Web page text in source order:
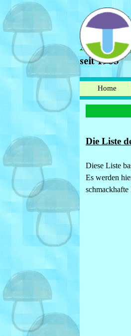
Direkt zum Seiteninhalt
Home
Die Liste
Diese Liste
Es werden